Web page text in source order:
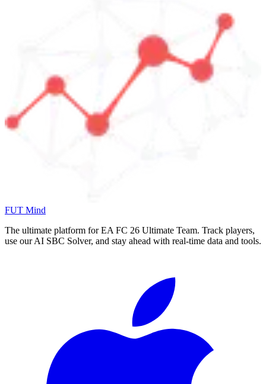
FUT Mind
The ultimate platform for EA FC 26 Ultimate Team. Track players,
use our AI SBC Solver, and stay ahead with real-time data and tools.